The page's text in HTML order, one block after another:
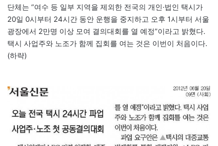
단체는 “여수 등 일부 지역을 제외한 전국의 개인·법인 택시가
20일 0시부터 24시간 동안 운행을 중지하고 오후 1시부터 서울
광장에서 2만명 이상 모여 결의대회를 열 예정”이라고 밝혔다.
택시 사업주와 노조가 함께 집회를 여는 것은 이번이 처음이다.
(하략)